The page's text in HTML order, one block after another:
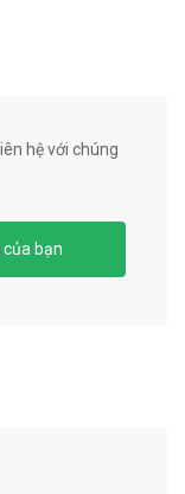
hệ với chúng
bạn